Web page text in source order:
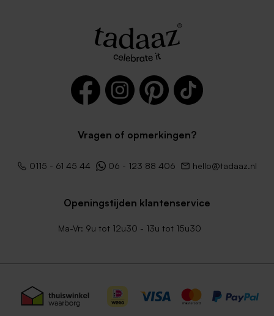
Vragen of opmerkingen?
0115 - 61 45 44 06 - 123 88 406 hello@tadaaz.nl
Openingstijden klantenservice
Ma-Vr: 9u tot 12u30 - 13u tot 15u30